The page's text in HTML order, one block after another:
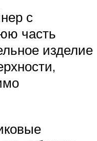
с
часть
изделие